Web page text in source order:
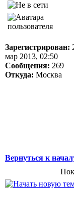
Зарегистрирован:
мар 2013, 02:50
Сообщения: 269
Откуда: Москва
Вернуться к